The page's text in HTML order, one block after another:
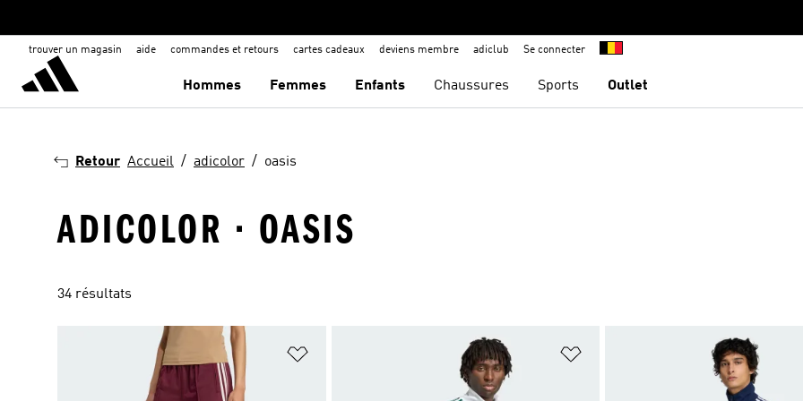
trouver un magasin aide commandes et retours cartes cadeaux deviens membre adiclub Se connecter
Hommes Femmes Enfants Chaussures Sports Outlet
Retour Accueil adicolor oasis
ADICOLOR · OASIS
34 résultats
Ajouter à la Liste de produits favoris Ajouter à la Liste de produits